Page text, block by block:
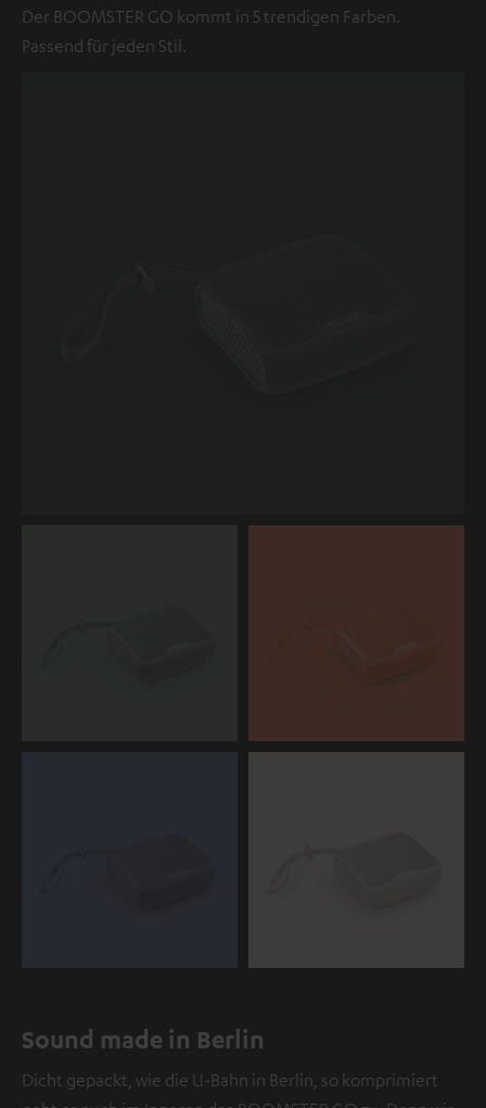
Der BOOMSTER GO kommt in 5 trendigen Farben.
Passend für jeden Stil.
Sound made in Berlin
Dicht gepackt, wie die U-Bahn in Berlin, so komprimiert